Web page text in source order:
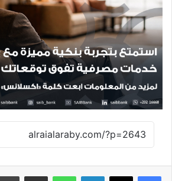
لينكدإن واتساب مشاركة عبر البريد